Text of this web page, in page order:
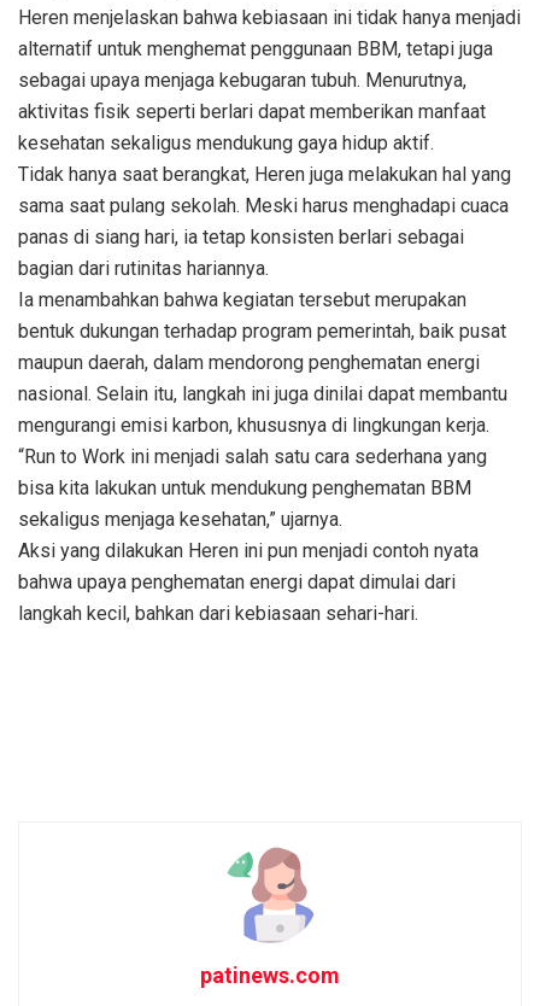
Heren menjelaskan bahwa kebiasaan ini tidak hanya menjadi
alternatif untuk menghemat penggunaan BBM, tetapi juga
sebagai upaya menjaga kebugaran tubuh. Menurutnya,
aktivitas fisik seperti berlari dapat memberikan manfaat
kesehatan sekaligus mendukung gaya hidup aktif.
Tidak hanya saat berangkat, Heren juga melakukan hal yang
sama saat pulang sekolah. Meski harus menghadapi cuaca
panas di siang hari, ia tetap konsisten berlari sebagai
bagian dari rutinitas hariannya.
Ia menambahkan bahwa kegiatan tersebut merupakan
bentuk dukungan terhadap program pemerintah, baik pusat
maupun daerah, dalam mendorong penghematan energi
nasional. Selain itu, langkah ini juga dinilai dapat membantu
mengurangi emisi karbon, khususnya di lingkungan kerja.
“Run to Work ini menjadi salah satu cara sederhana yang
bisa kita lakukan untuk mendukung penghematan BBM
sekaligus menjaga kesehatan,” ujarnya.
Aksi yang dilakukan Heren ini pun menjadi contoh nyata
bahwa upaya penghematan energi dapat dimulai dari
langkah kecil, bahkan dari kebiasaan sehari-hari.
patinews.com